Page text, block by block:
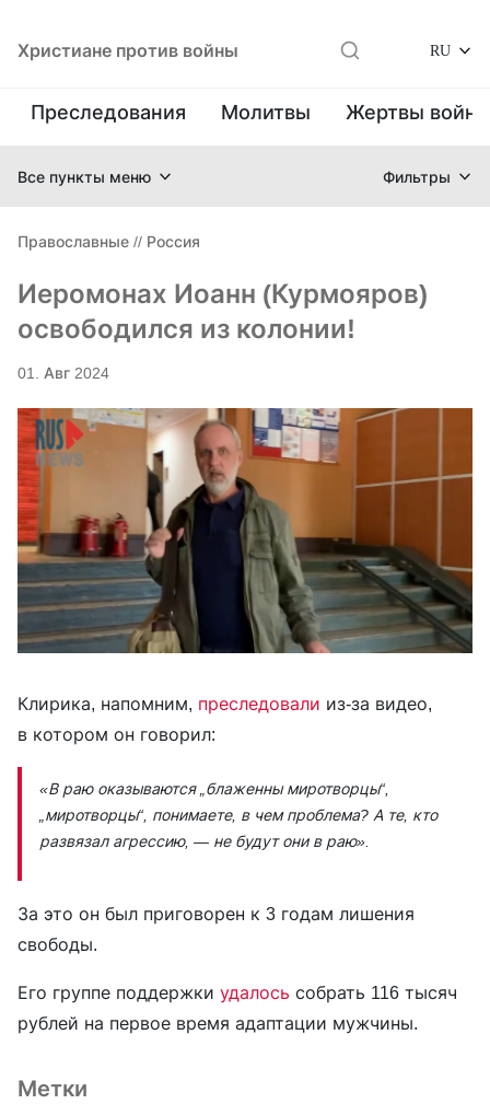
Христиане против войны RU
Преследования Молитвы Жертвы
Все пункты меню Фильтры
Православные // Россия
Иеромонах Иоанн (Курмояров)
освободился из колонии!
01. Авг 2024
Клирика, напомним, преследовали из-за видео,
в котором он говорил:
«В раю оказываются „блаженны миротворцы“,
„миротворцы“, понимаете, в чем проблема? А те, кто
развязал агрессию, — не будут они в раю».
За это он был приговорен к 3 годам лишения
свободы.
Его группе поддержки удалось собрать 116 тысяч
рублей на первое время адаптации мужчины.
Метки